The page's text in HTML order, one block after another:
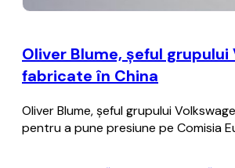
Oliver Blume, şeful
fabricate în China
Oliver Blume, şeful grupului
pentru a pune presiune pe Comisia